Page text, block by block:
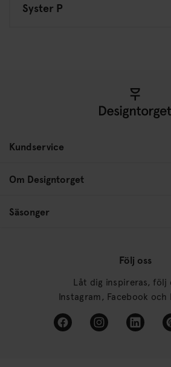
Syster P
Kundservice
Om Designtorget
Säsonger
Följ oss
Låt dig inspireras, följ
Instagram, Facebook och